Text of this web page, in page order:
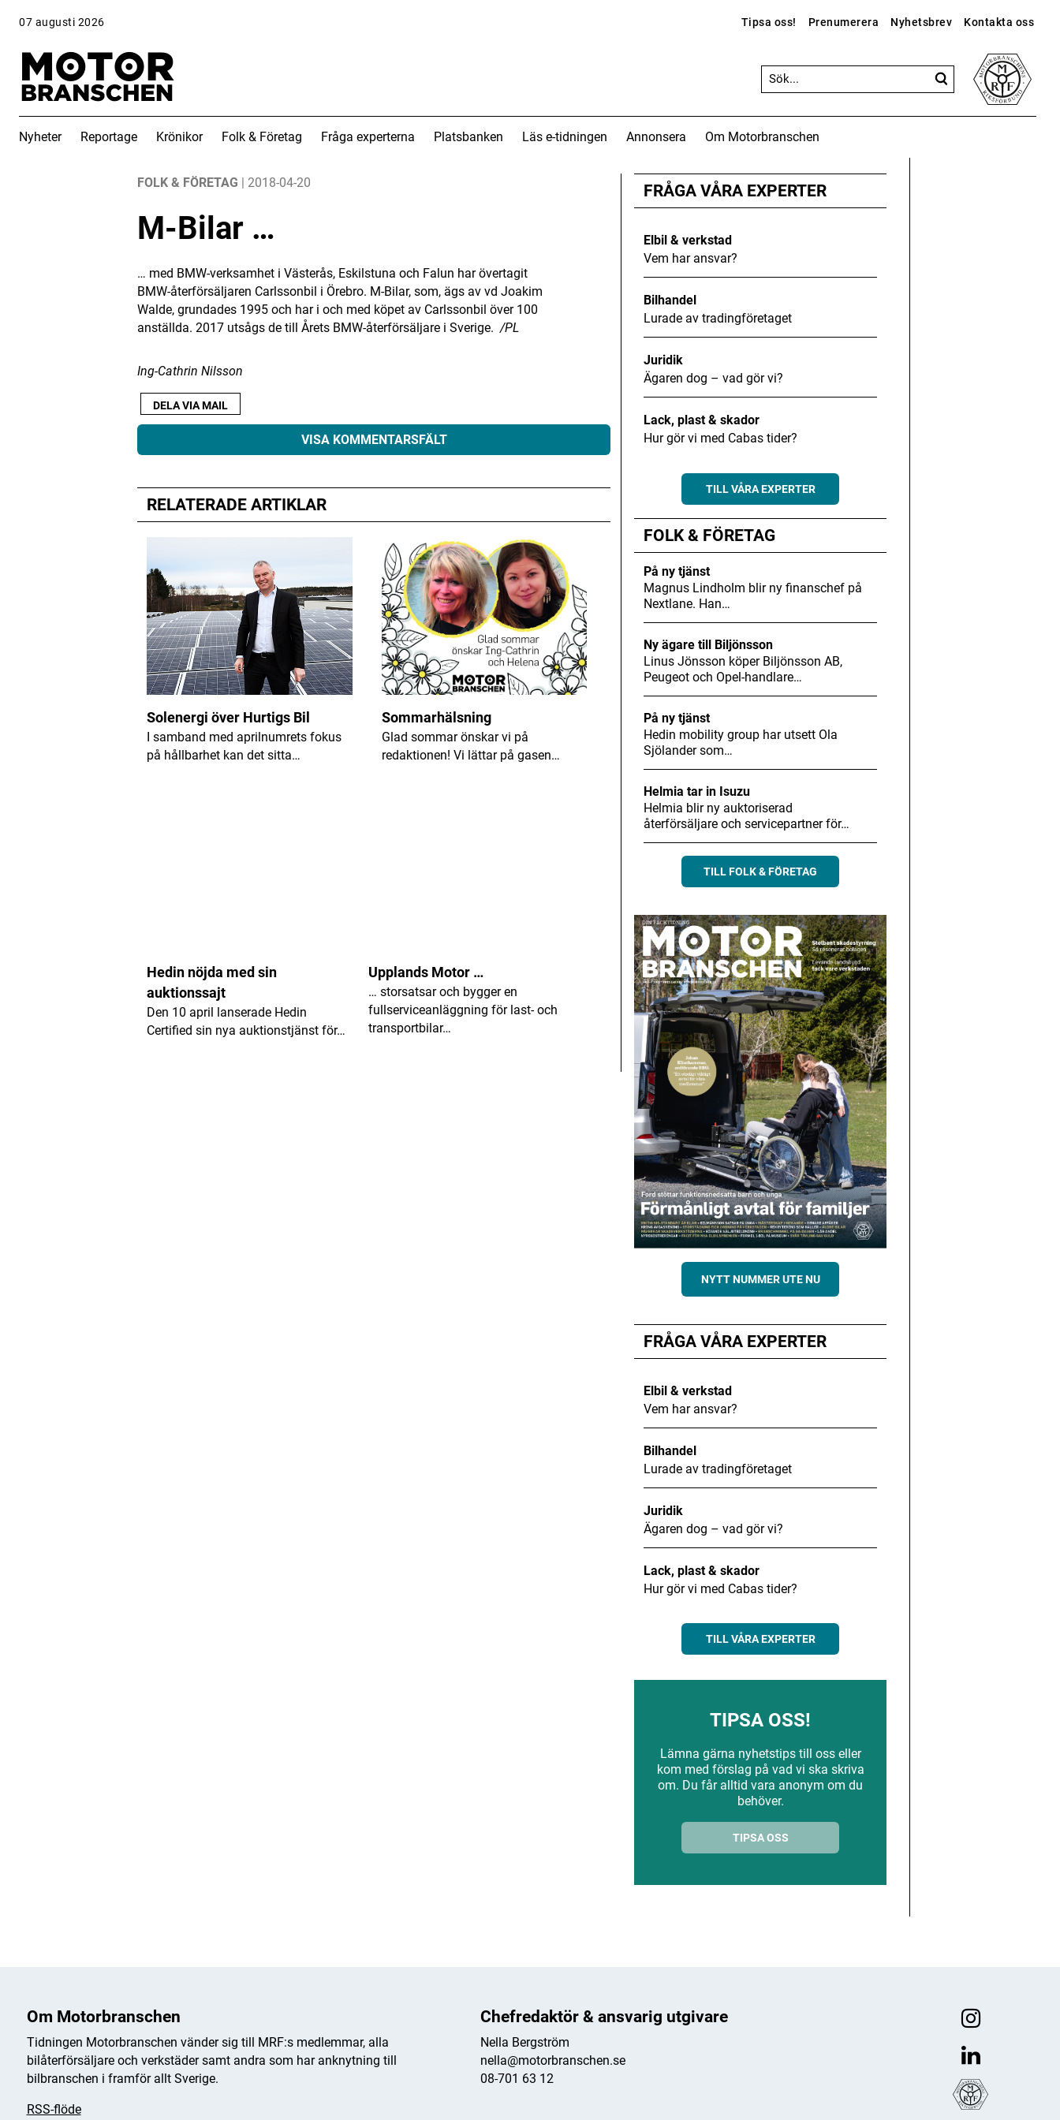
07 augusti 2026 Tipsa oss! Prenumerera Nyhetsbrev Kontakta oss
Nyheter Reportage Krönikor Folk & Företag Fråga experterna Platsbanken Läs e-tidningen Annonsera
Om Motorbranschen
FOLK & FÖRETAG | 2018-04-20
M-Bilar …
… med BMW-verksamhet i Västerås, Eskilstuna och Falun har övertagit
BMW-återförsäljaren Carlssonbil i Örebro. M-Bilar, som, ägs av vd Joakim
Walde, grundades 1995 och har i och med köpet av Carlssonbil över 100
anställda. 2017 utsågs de till Årets BMW-återförsäljare i Sverige./PL
Ing-Cathrin Nilsson
DELA VIA MAIL
VISA KOMMENTARSFÄLT
Din e-postadress kommer inte publiceras. Obligatoriska fält är märkta*
Kommentar
Namn*
E-postadress
RELATERADE ARTIKLAR
Solenergi över Hurtigs Bil
I samband med aprilnumrets fokus
på hållbarhet kan det sitta…
Sommarhälsning
Glad sommar önskar vi på
redaktionen! Vi lättar på gasen…
Hedin nöjda med sin
auktionssajt
Den 10 april lanserade Hedin
Certified sin nya auktionstjänst för…
Upplands Motor …
… storsatsar och bygger en
fullserviceanläggning för last- och
transportbilar…
FRÅGA VÅRA EXPERTER
Elbil & verkstad
Vem har ansvar?
Bilhandel
Lurade av tradingföretaget
Juridik
Ägaren dog – vad gör vi?
Lack, plast & skador
Hur gör vi med Cabas tider?
TILL VÅRA EXPERTER
FOLK & FÖRETAG
På ny tjänst
Magnus Lindholm blir ny finanschef på
Nextlane. Han…
Ny ägare till Biljönsson
Linus Jönsson köper Biljönsson AB,
Peugeot och Opel-handlare…
På ny tjänst
Hedin mobility group har utsett Ola
Sjölander som…
Helmia tar in Isuzu
Helmia blir ny auktoriserad
återförsäljare och servicepartner för…
TILL FOLK & FÖRETAG
NYTT NUMMER UTE NU
FRÅGA VÅRA EXPERTER
Elbil & verkstad
Vem har ansvar?
Bilhandel
Lurade av tradingföretaget
Juridik
Ägaren dog – vad gör vi?
Lack, plast & skador
Hur gör vi med Cabas tider?
TILL VÅRA EXPERTER
TIPSA OSS!
Lämna gärna nyhetstips till oss eller
kom med förslag på vad vi ska skriva
om. Du får alltid vara anonym om du
behöver.
TIPSA OSS
Om Motorbranschen
Tidningen Motorbranschen vänder sig till MRF:s medlemmar, alla
bilåterförsäljare och verkstäder samt andra som har anknytning till
bilbranschen i framför allt Sverige.
RSS-flöde
Chefredaktör & ansvarig utgivare
Nella Bergström
nella@motorbranschen.se
08-701 63 12